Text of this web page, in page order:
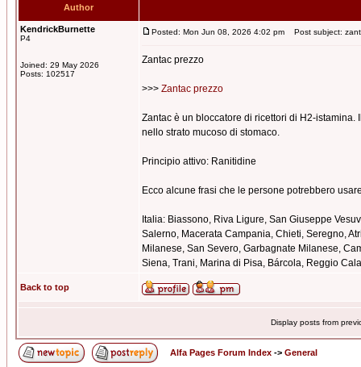
Author
KendrickBurnette
P4
Joined: 29 May 2026
Posts: 102517
Posted: Mon Jun 08, 2026 4:02 pm Post subject:
Zantac prezzo
>>> Zantac prezzo
Zantac è un bloccatore di ricettori di H2-
nello strato mucoso di stomaco.
Principio attivo: Ranitidine
Ecco alcune frasi che le persone potrebbero
Italia: Biassono, Riva Ligure, San Giuseppe
Salerno, Macerata Campania, Chieti, Seregno,
Milanese, San Severo, Garbagnate Milanese,
Siena, Trani, Marina di Pisa, Bárcola, Reggio
Back to top
Display posts from
Alfa Pages Forum Index -> General